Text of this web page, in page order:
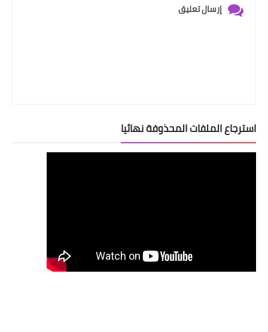
إرسال تعليق
استرجاع الملفات المحذوفة نهائيا